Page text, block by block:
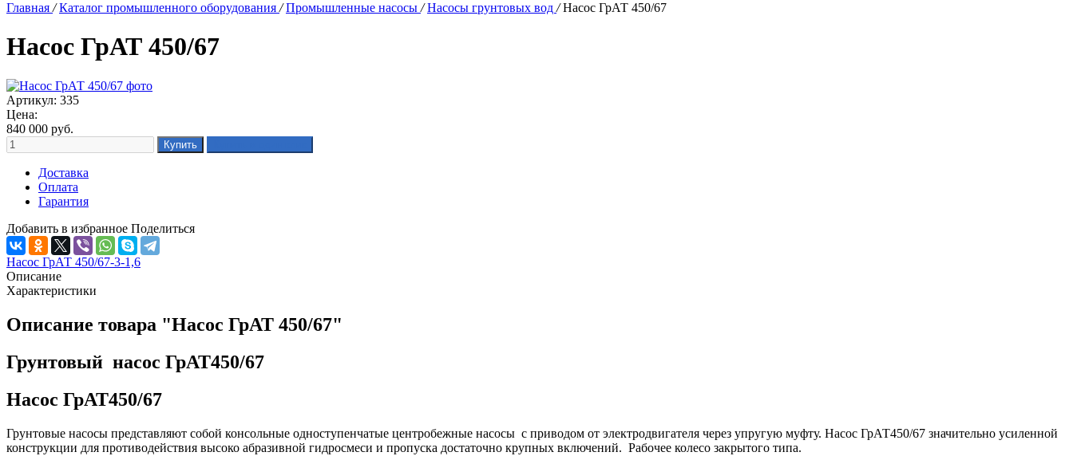
Главная / Каталог промышленного оборудования / Промышленные насосы / Насосы грунтовых вод / Насос ГрАТ 450/67
Насос ГрАТ 450/67
Артикул: 335
Цена:
840 000 руб.
Доставка
Оплата
Гарантия
Добавить в избранное Поделиться
Насос ГрАТ 450/67-3-1,6
Описание
Характеристики
Описание товара "Насос ГрАТ 450/67"
Грунтовый насос ГрАТ450/67
Насос ГрАТ450/67
Грунтовые насосы представляют собой консольные одноступенчатые центробежные насосы с приводом от электродвигателя через упругую муфту. Насос ГрАТ450/67 значительно усиленной
конструкции для противодействия высоко абразивной гидросмеси и пропуска достаточно крупных включений. Рабочее колесо закрытого типа.